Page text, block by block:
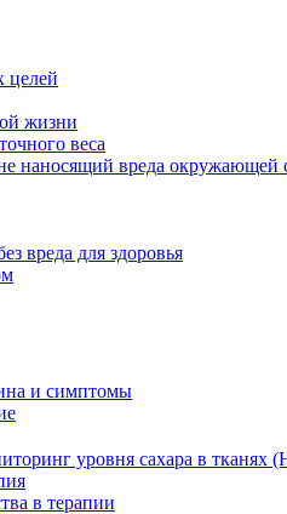
целей
жизни
веса
наносящий вреда окружающей
вреда для здоровья
и симптомы
уровня сахара в тканях
в терапии